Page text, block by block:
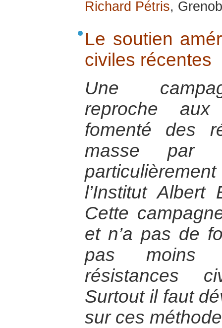
Richard Pétris,
Le soutien
civiles récentes
Une
reproche aux
fomenté des
masse
l’Institut Albert
Cette
et n’a pas de
pas moins
résistances
Surtout il faut
sur ces